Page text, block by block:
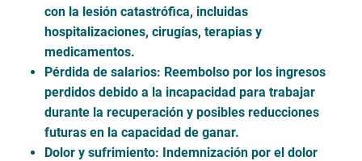
con la lesión catastrófica, incluidas
hospitalizaciones, cirugías, terapias y
medicamentos.
Pérdida de salarios: Reembolso por los ingresos
perdidos debido a la incapacidad para trabajar
durante la recuperación y posibles reducciones
futuras en la capacidad de ganar.
Dolor y sufrimiento: Indemnización por el dolor